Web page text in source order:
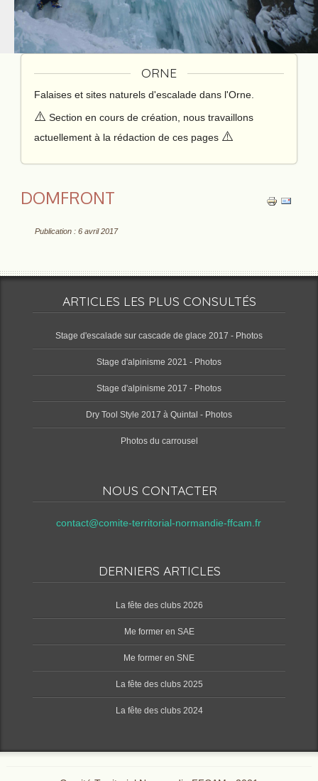
ORNE
Falaises et sites naturels d'escalade dans l'Orne.
⚠️ Section en cours de création, nous travaillons
actuellement à la rédaction de ces pages ⚠️
DOMFRONT
Publication : 6 avril 2017
ARTICLES LES PLUS CONSULTÉS
Stage d'escalade sur cascade de glace 2017 - Photos
Stage d'alpinisme 2021 - Photos
Stage d'alpinisme 2017 - Photos
Dry Tool Style 2017 à Quintal - Photos
Photos du carrousel
NOUS CONTACTER
contact@comite-territorial-normandie-ffcam.fr
DERNIERS ARTICLES
‌La fête des clubs 2026
Me former en SAE
Me former en SNE
‌La fête des clubs 2025
‌La fête des clubs 2024